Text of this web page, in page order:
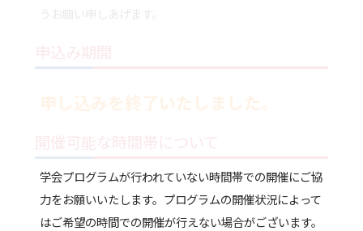
申し込みを終了いたしました。
学会プログラムが行われていない時間帯での開催にご協
力をお願いいたします。プログラムの開催状況によって
はご希望の時間での開催が行えない場合がございます。